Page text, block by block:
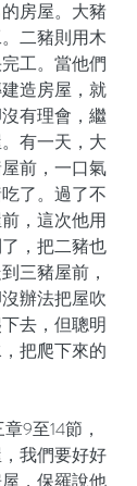
房屋。大豬
二豬則用木
工。當他們
造房屋，就
有理會，繼
有一天，大
前，一口氣
了。過了不
，這次他用
，把二豬也
三豬屋前，
辦法把屋吹
去，但聰明
把爬下來的
9至14節，
我們要好好
，保羅說他